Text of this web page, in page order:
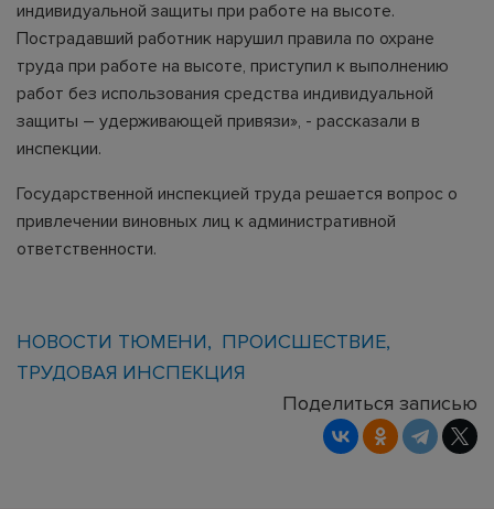
индивидуальной защиты при работе на высоте.
Пострадавший работник нарушил правила по охране
труда при работе на высоте, приступил к выполнению
работ без использования средства индивидуальной
защиты – удерживающей привязи», - рассказали в
инспекции.
Государственной инспекцией труда решается вопрос о
привлечении виновных лиц к административной
ответственности.
НОВОСТИ ТЮМЕНИ
ПРОИСШЕСТВИЕ
ТРУДОВАЯ ИНСПЕКЦИЯ
Поделиться записью